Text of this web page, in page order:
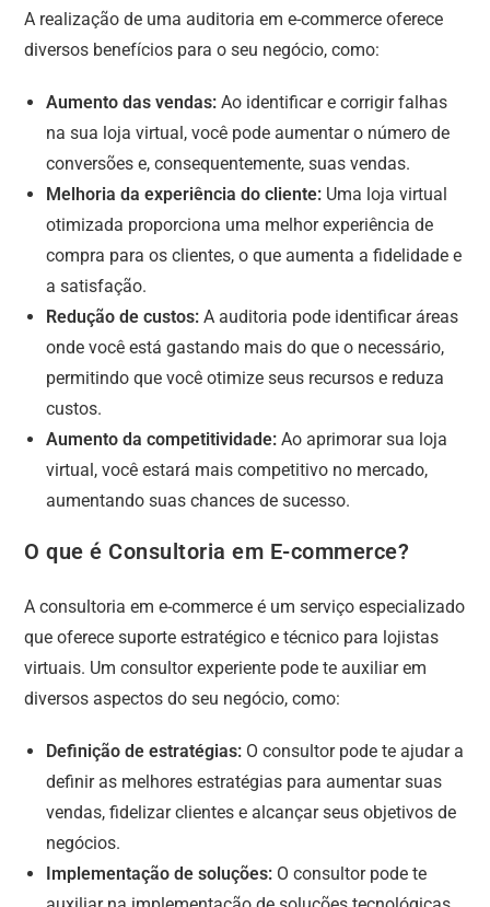
A realização de uma auditoria em e-commerce oferece
diversos benefícios para o seu negócio, como:
Aumento das vendas: Ao identificar e corrigir falhas
na sua loja virtual, você pode aumentar o número de
conversões e, consequentemente, suas vendas.
Melhoria da experiência do cliente: Uma loja virtual
otimizada proporciona uma melhor experiência de
compra para os clientes, o que aumenta a fidelidade e
a satisfação.
Redução de custos: A auditoria pode identificar áreas
onde você está gastando mais do que o necessário,
permitindo que você otimize seus recursos e reduza
custos.
Aumento da competitividade: Ao aprimorar sua loja
virtual, você estará mais competitivo no mercado,
aumentando suas chances de sucesso.
O que é Consultoria em E-commerce?
A consultoria em e-commerce é um serviço especializado
que oferece suporte estratégico e técnico para lojistas
virtuais. Um consultor experiente pode te auxiliar em
diversos aspectos do seu negócio, como:
Definição de estratégias: O consultor pode te ajudar a
definir as melhores estratégias para aumentar suas
vendas, fidelizar clientes e alcançar seus objetivos de
negócios.
Implementação de soluções: O consultor pode te